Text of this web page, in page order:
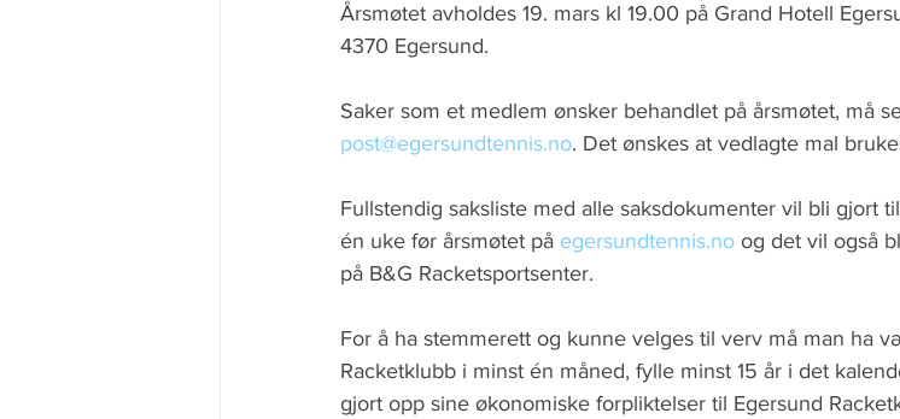
Årsmøtet avholdes 19. mars kl 19.00 på Grand Hotell
4370 Egersund.
Saker som et medlem ønsker behandlet på årsmøtet, må
post@egersundtennis.no. Det ønskes at vedlagte mal
Fullstendig saksliste med alle saksdokumenter vil bli gjort
én uke før årsmøtet på egersundtennis.no og det vil også
på B&G Racketsportsenter.
For å ha stemmerett og kunne velges til verv må man ha
Racketklubb i minst én måned, fylle minst 15 år i det
gjort opp sine økonomiske forpliktelser til Egersund